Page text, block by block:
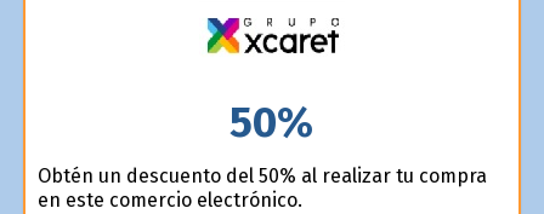
50%
Obtén un descuento del 50% al realizar tu compra
en este comercio electrónico.